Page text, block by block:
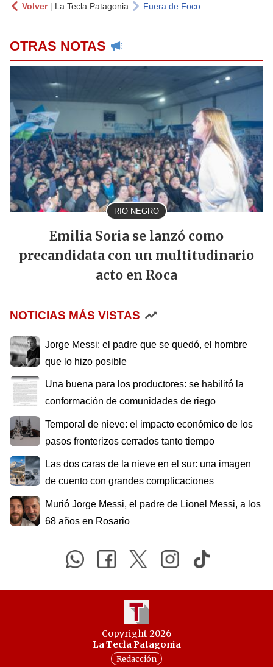
Volver| La Tecla Patagonia Fuera de Foco
OTRAS NOTAS
RIO NEGRO
Emilia Soria se lanzó como
precandidata con un multitudinario
acto en Roca
NOTICIAS MÁS VISTAS
Jorge Messi: el padre que se quedó, el hombre
que lo hizo posible
Una buena para los productores: se habilitó la
conformación de comunidades de riego
Temporal de nieve: el impacto económico de los
pasos fronterizos cerrados tanto tiempo
Las dos caras de la nieve en el sur: una imagen
de cuento con grandes complicaciones
Murió Jorge Messi, el padre de Lionel Messi, a los
68 años en Rosario
Copyright 2026
La Tecla Patagonia
Redacción